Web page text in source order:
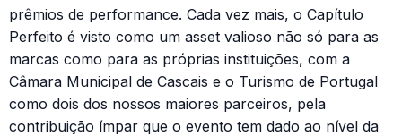
prêmios de performance. Cada vez mais, o Capítulo
Perfeito é visto como um asset valioso não só para as
marcas como para as próprias instituições, com a
Câmara Municipal de Cascais e o Turismo de Portugal
como dois dos nossos maiores parceiros, pela
contribuição ímpar que o evento tem dado ao nível da